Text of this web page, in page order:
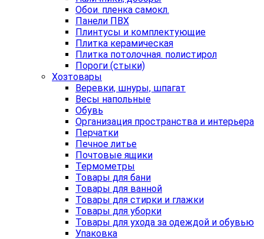
Обои. пленка самокл.
Панели ПВХ
Плинтусы и комплектующие
Плитка керамическая
Плитка потолочная. полистирол
Пороги (стыки)
Хозтовары
Веревки, шнуры, шпагат
Весы напольные
Обувь
Организация пространства и интерьера
Перчатки
Печное литье
Почтовые ящики
Термометры
Товары для бани
Товары для ванной
Товары для стирки и глажки
Товары для уборки
Товары для ухода за одеждой и обувью
Упаковка